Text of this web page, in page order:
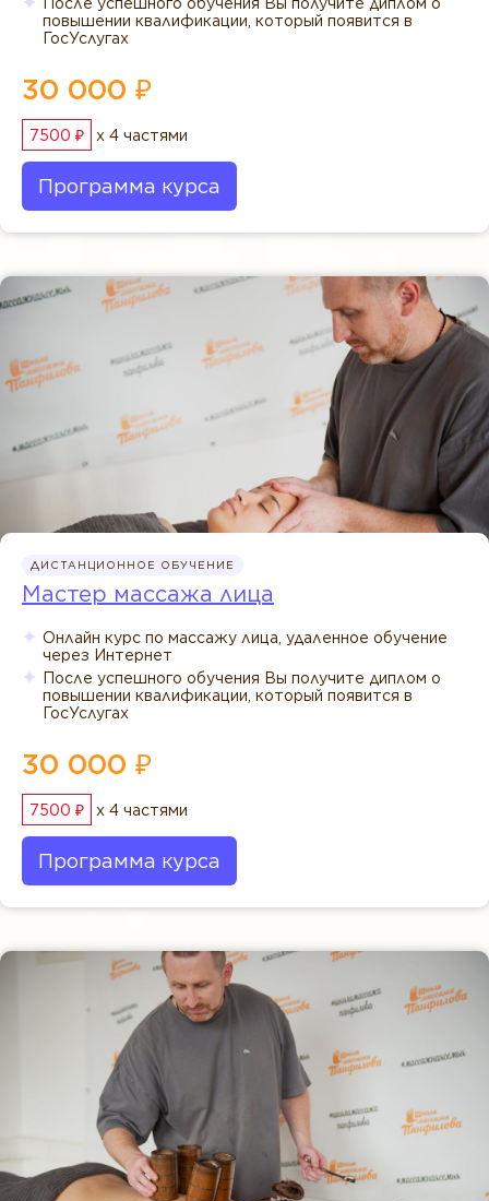
повышении квалификации, который появится в
ГосУслугах
30 000 ₽
7500 ₽ x 4 частями
Программа курса
ДИСТАНЦИОННОЕ ОБУЧЕНИЕ
Мастер массажа лица
Онлайн курс по массажу лица, удаленное обучение
через Интернет
После успешного обучения Вы получите диплом о
повышении квалификации, который появится в
ГосУслугах
30 000 ₽
7500 ₽ x 4 частями
Программа курса